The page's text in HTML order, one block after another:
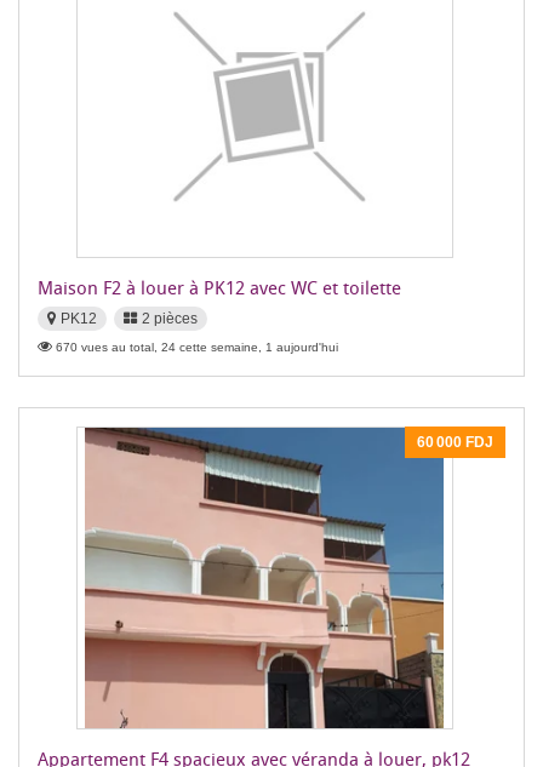
Maison F2 à louer à PK12 avec WC et toilette
PK12 2 pièces
670 vues au total, 24 cette semaine, 1 aujourd'hui
60 000 FDJ
Appartement F4 spacieux avec véranda à louer, pk12